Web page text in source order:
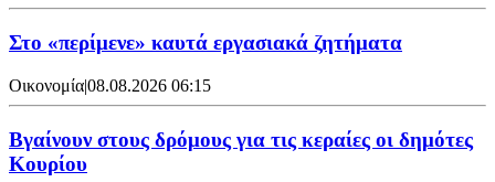
Στο «περίμενε» καυτά εργασιακά ζητήματα
Οικονομία|08.08.2026 06:15
Βγαίνουν στους δρόμους για τις κεραίες οι δημότες
Κουρίου